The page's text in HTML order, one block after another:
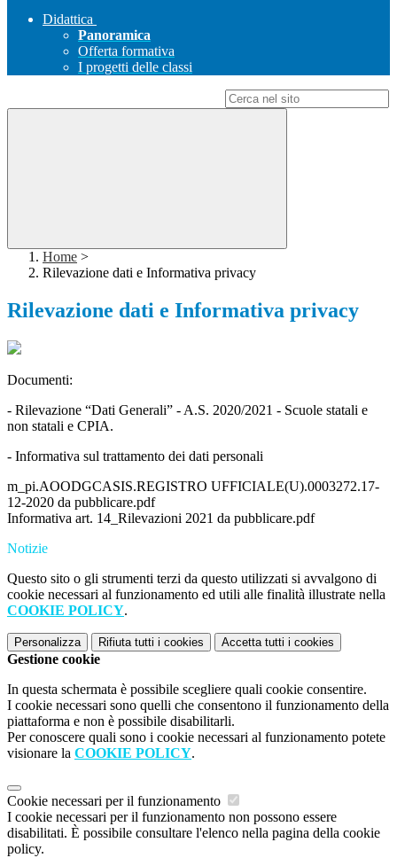
Didattica
Panoramica
Offerta formativa
I progetti delle classi
Home >
Rilevazione dati e Informativa privacy
Rilevazione dati e Informativa privacy
Documenti:
- Rilevazione “Dati Generali” - A.S. 2020/2021 - Scuole statali e
non statali e CPIA.
- Informativa sul trattamento dei dati personali
m_pi.AOODGCASIS.REGISTRO UFFICIALE(U).0003272.17-
12-2020 da pubblicare.pdf
Informativa art. 14_Rilevazioni 2021 da pubblicare.pdf
Notizie
Questo sito o gli strumenti terzi da questo utilizzati si avvalgono di
cookie necessari al funzionamento ed utili alle finalità illustrate nella
COOKIE POLICY.
Personalizza Rifiuta tutti i cookies Accetta tutti i cookies
Gestione cookie
In questa schermata è possibile scegliere quali cookie consentire.
I cookie necessari sono quelli che consentono il funzionamento della
piattaforma e non è possibile disabilitarli.
Per conoscere quali sono i cookie necessari al funzionamento potete
visionare la COOKIE POLICY.
Cookie necessari per il funzionamento
I cookie necessari per il funzionamento non possono essere
disabilitati. È possibile consultare l'elenco nella pagina della cookie
policy.